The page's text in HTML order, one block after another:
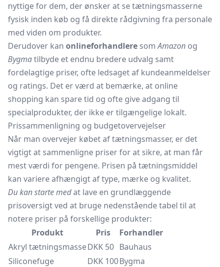
nyttige for dem, der ønsker at se tætningsmasserne
fysisk inden køb og få direkte rådgivning fra personale
med viden om produkter.
Derudover kan onlineforhandlere somAmazon og
Bygmatilbyde et endnu bredere udvalg samt
fordelagtige priser, ofte ledsaget af kundeanmeldelser
og ratings. Det er værd at bemærke, at online
shopping kan spare tid og ofte give adgang til
specialprodukter, der ikke er tilgængelige lokalt.
Prissammenligning og budgetovervejelser
Når man overvejer købet af tætningsmasser, er det
vigtigt at sammenligne priser for at sikre, at man får
mest værdi for pengene. Prisen på tætningsmiddel
kan variere afhængigt af type, mærke og kvalitet.
Du kan starte medat lave en grundlæggende
prisoversigt ved at bruge nedenstående tabel til at
notere priser på forskellige produkter:
Produkt
Pris
Forhandler
Akryl tætningsmasseDKK 50 Bauhaus
Siliconefuge
DKK 100Bygma